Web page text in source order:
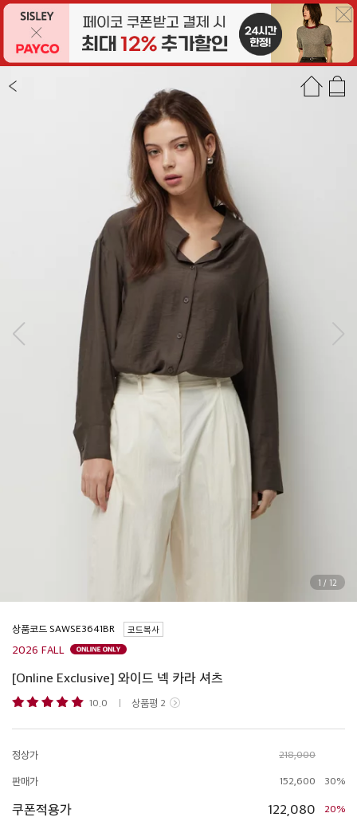
상품정보 상품평(2) 추천상품
1 / 12
상품코드 코드복사
2026 FALL
[Online Exclusive] 와이드 넥 카라 셔츠
10.0 상품평 2
정상가 218,000
판매가 152,600 30%
쿠폰적용가 122,080 20%